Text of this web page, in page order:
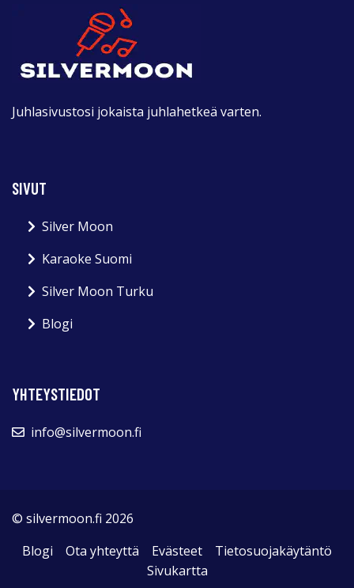
Juhlasivustosi jokaista juhlahetkeä varten.
SIVUT
Silver Moon
Karaoke Suomi
Silver Moon Turku
Blogi
YHTEYSTIEDOT
info@silvermoon.fi
© silvermoon.fi 2026
Blogi
Ota yhteyttä Evästeet
Tietosuojakäytäntö
Sivukartta